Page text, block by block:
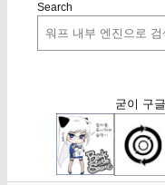
Search
굳이 구